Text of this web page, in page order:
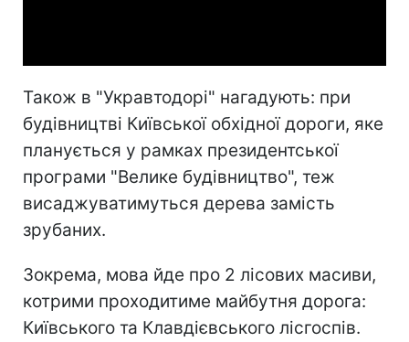
Також в "Укравтодорі" нагадують: при
будівництві Київської обхідної дороги, яке
планується у рамках президентської
програми "Велике будівництво", теж
висаджуватимуться дерева замість
зрубаних.
Зокрема, мова йде про 2 лісових масиви,
котрими проходитиме майбутня дорога:
Київського та Клавдієвського лісгоспів.